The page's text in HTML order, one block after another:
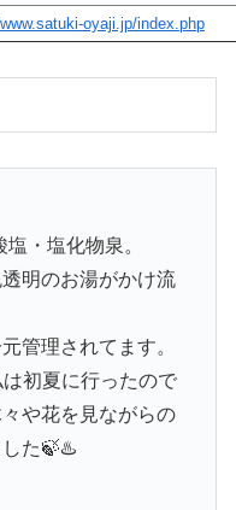
oyaji.jp/index.php
・塩化物泉。
明のお湯がかけ流
管理されてます。
初夏に行ったので
や花を見ながらの
した🍃♨️